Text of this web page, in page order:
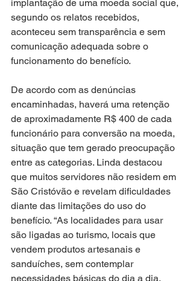
implantação de uma moeda social que,
segundo os relatos recebidos,
aconteceu sem transparência e sem
comunicação adequada sobre o
funcionamento do benefício.
De acordo com as denúncias
encaminhadas, haverá uma retenção
de aproximadamente R$ 400 de cada
funcionário para conversão na moeda,
situação que tem gerado preocupação
entre as categorias. Linda destacou
que muitos servidores não residem em
São Cristóvão e revelam dificuldades
diante das limitações do uso do
benefício. “As localidades para usar
são ligadas ao turismo, locais que
vendem produtos artesanais e
sanduíches, sem contemplar
necessidades básicas do dia a dia,